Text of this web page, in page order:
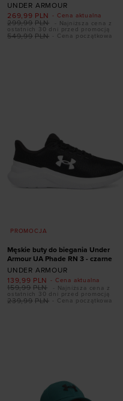
Dodaj produkt w
rozmiarze
UNDER ARMOUR
- Cena aktualna
269,99 PLN
- Cena początkowa
549,99 PLN
299,99 PLN
- Najniższa cena z
ostatnich 30 dni przed promocją
PROMOCJA
Męskie buty do biegania Under
Armour UA Phade RN 3 - czarne
UNDER ARMOUR
- Cena aktualna
139,99 PLN
- Cena początkowa
239,99 PLN
159,99 PLN
- Najniższa cena z
ostatnich 30 dni przed promocją